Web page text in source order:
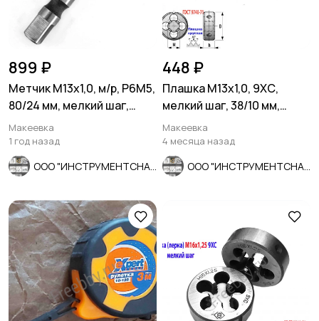
899 ₽
Метчик М13х1,0, м/р, Р6М5,
80/24 мм, мелкий шаг,
проходной.
Макеевка
1 год назад
448 ₽
Плашка М13х1,0, 9ХС,
мелкий шаг, 38/10 мм,
ГОСТ 7740-71.
Макеевка
4 месяца назад